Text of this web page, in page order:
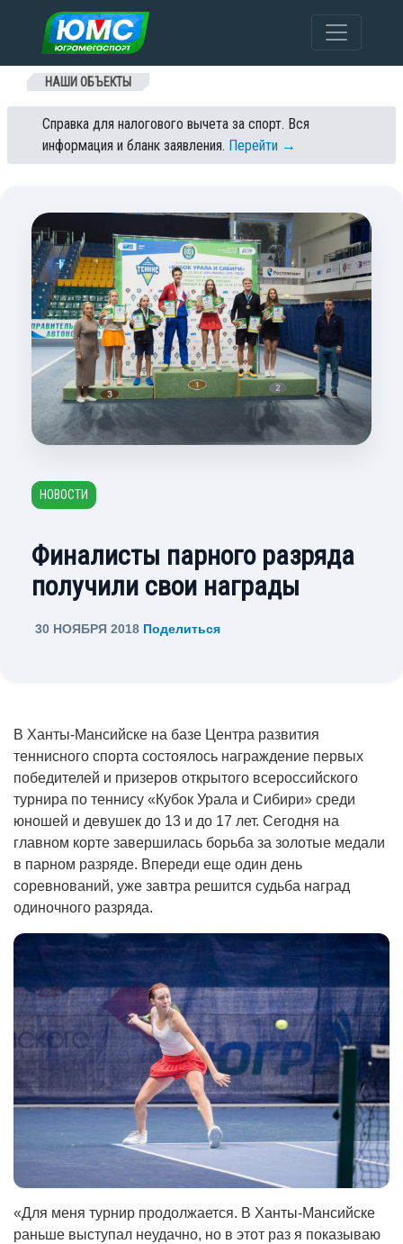
Перейти к содержанию
НАШИ ОБЪЕКТЫ
Справка для налогового вычета за спорт. Вся
информация и бланк заявления. Перейти →
НОВОСТИ
Финалисты парного разряда
получили свои награды
30 НОЯБРЯ 2018 Поделиться
В Ханты-Мансийске на базе Центра развития
теннисного спорта состоялось награждение первых
победителей и призеров открытого всероссийского
турнира по теннису «Кубок Урала и Сибири» среди
юношей и девушек до 13 и до 17 лет. Сегодня на
главном корте завершилась борьба за золотые медали
в парном разряде. Впереди еще один день
соревнований, уже завтра решится судьба наград
одиночного разряда.
«Для меня турнир продолжается. В Ханты-Мансийске
раньше выступал неудачно, но в этот раз я показываю